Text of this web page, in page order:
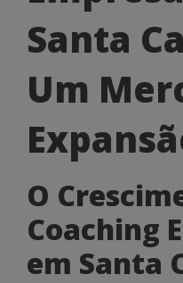
em
Santa
Catarina:
Um
Mercado
em
Expansão
Santa
Um
O
Coaching
em Santa